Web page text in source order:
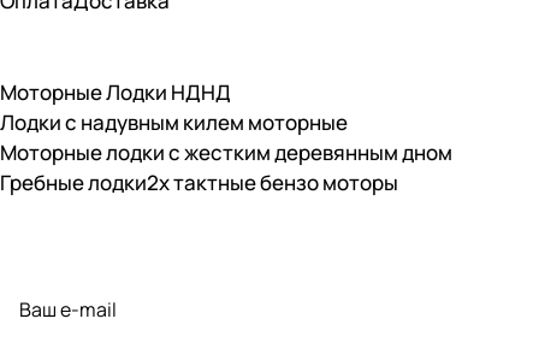
Моторные Лодки НДНД
Лодки с надувным килем моторные
Моторные лодки с жестким деревянным дном
Гребные лодки2х тактные бензо моторы